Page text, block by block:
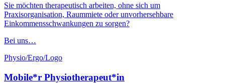
Sie möchten therapeutisch arbeiten, ohne sich um
Praxisorganisation, Raummiete oder unvorhersehbare
Einkommensschwankungen zu sorgen?
Bei uns…
Physio/Ergo/Logo
Mobile*r Physiotherapeut*in